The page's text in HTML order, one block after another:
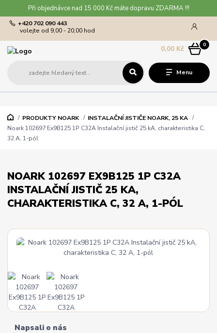
Při objednávce nad 15 000 Kč máte dopravu ZDARMA !!!
Menu
+420 702 090 443
volejte od 9,00 - 20,00 hod
0
0,00 Kč
PRODUKTY NOARK
INSTALAČNÍ JISTIČE NOARK, 25 KA
Noark 102697 Ex9B125 1P C32A Instalační jistič 25 kA, charakteristika C,
32 A, 1-pól
NOARK 102697 EX9B125 1P C32A
INSTALAČNÍ JISTIČ 25 KA,
CHARAKTERISTIKA C, 32 A, 1-PÓL
Napsali o nás